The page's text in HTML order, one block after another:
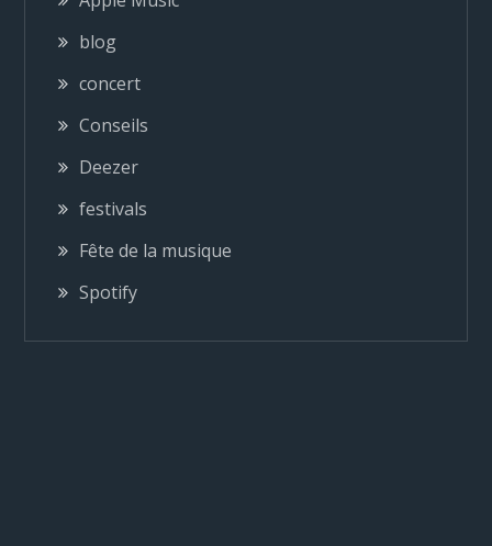
t
o
n
d
e
blog
concert
Conseils
Deezer
festivals
Fête de la musique
Spotify